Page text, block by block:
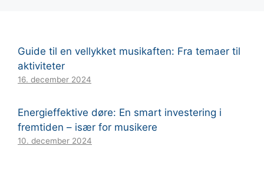
Guide til en vellykket musikaften: Fra temaer til
aktiviteter
16. december 2024
Energieffektive døre: En smart investering i
fremtiden – især for musikere
10. december 2024